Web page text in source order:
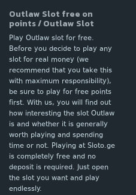
Outlaw Slot free on
points / Outlaw Slot
Play Outlaw slot for free.
Before you decide to play any
slot for real money (we
recommend that you take this
with maximum responsibility),
be sure to play for free points
first. With us, you will find out
how interesting the slot Outlaw
is and whether it is generally
worth playing and spending
time or not. Playing at Sloto.ge
is completely free and no
deposit is required. Just open
the slot you want and play
endlessly.